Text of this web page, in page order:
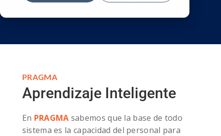
sistema de administración de activos.
PRAGMA
Aprendizaje Inteligente
En PRAGMA sabemos que la base de todo
sistema es la capacidad del personal para